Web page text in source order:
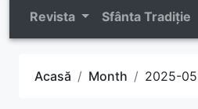
Revista Sfânta Tradiție
Acasă Month 2025-05